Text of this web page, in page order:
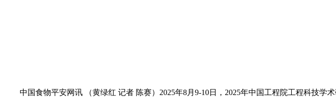
中国食物平安网讯 （黄绿红 记者 陈赛）2025年8月9-10日，2025年中国工程院工程科技学